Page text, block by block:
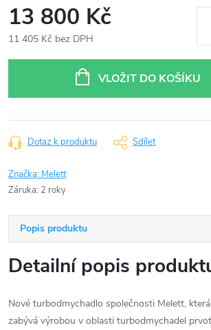
13 800 Kč
11 405 Kč bez DPH
VLOŽIT DO KOŠÍKU
Dotaz k produktu Sdílet
Značka: Melett
Záruka: 2 roky
Popis produktu
Detailní popis
Nové turbodmychadlo společnosti Melett,
zabývá výrobou v oblasti turbodmychadel